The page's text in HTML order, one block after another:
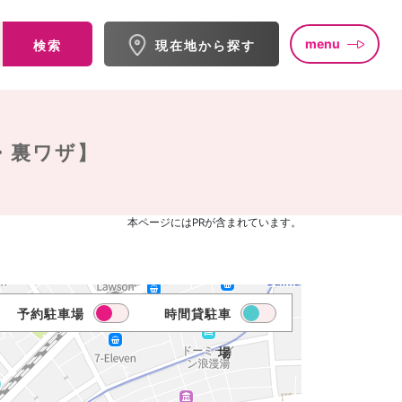
検索 現在地から探す menu
ワザ】
本ページにはPRが含まれています。
予約駐車場 時間貸駐車
場